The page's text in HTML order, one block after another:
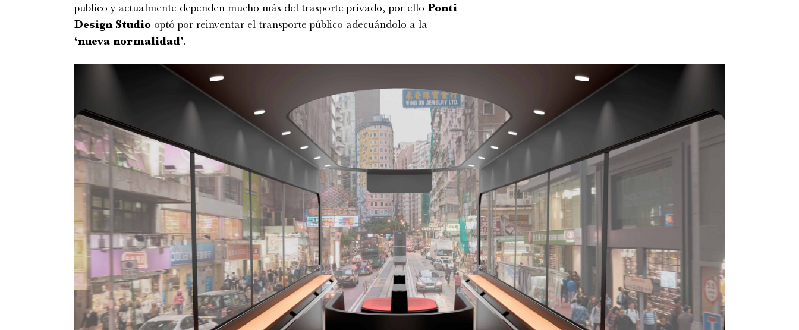
publico y actualmente dependen mucho más del trasporte privado, por ello Ponti
Design Studio optó por reinventar el transporte público adecuándolo a la
‘nueva normalidad’.